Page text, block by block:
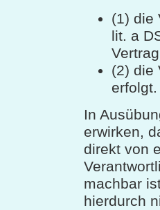
(1) die
lit. a
(2) die
erfolgt.
In
erwirken,
direkt von
machbar
hierdurch